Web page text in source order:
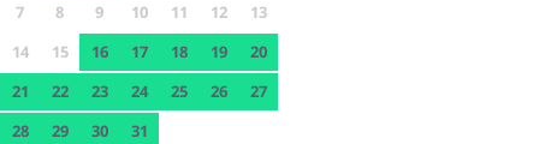
7
8 9 10 11 12
13
14
15 16 17 18 19
20
21
22 23 24 25 26
27
28
29 30 31